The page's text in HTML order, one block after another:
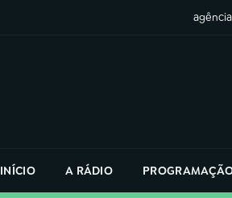
agência
INÍCIO
A RÁDIO